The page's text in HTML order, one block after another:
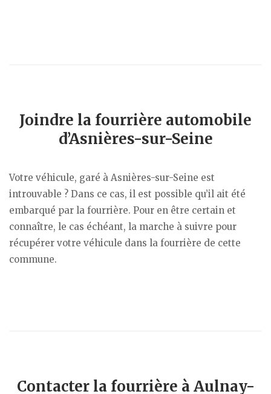
Joindre la fourrière automobile
d’Asnières-sur-Seine
Votre véhicule, garé à Asnières-sur-Seine est
introuvable ? Dans ce cas, il est possible qu’il ait été
embarqué par la fourrière. Pour en être certain et
connaître, le cas échéant, la marche à suivre pour
récupérer votre véhicule dans la fourrière de cette
commune.
Contacter la fourrière à Aulnay-